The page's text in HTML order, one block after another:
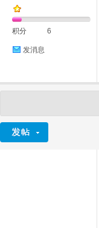
积分 6
发消息